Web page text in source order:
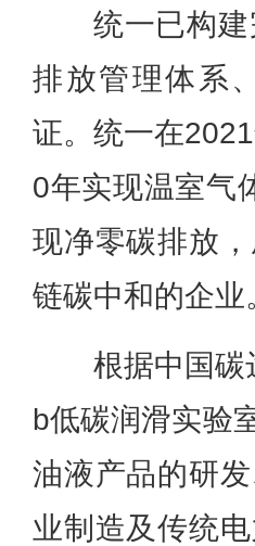
统一已构
排放管理体系
证。统一在
0年实现温室气
现净零碳排放
链碳中和的企业
根据中国碳
b低碳润滑实验
油液产品的研
业制造及传统